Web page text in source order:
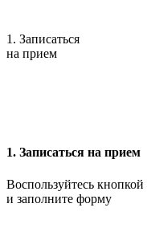
1. Записаться
на прием
1. Записаться на прием
Воспользуйтесь кнопкой
и заполните форму